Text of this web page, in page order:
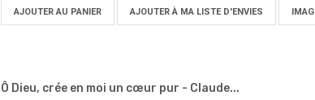
AJOUTER AU PANIER AJOUTER À MA LISTE D'ENVIES
Ô Dieu, crée en moi un cœur pur - Claude...